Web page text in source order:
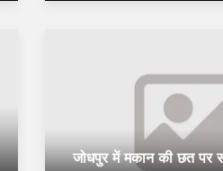
जोधपुर में मकान की छत पर